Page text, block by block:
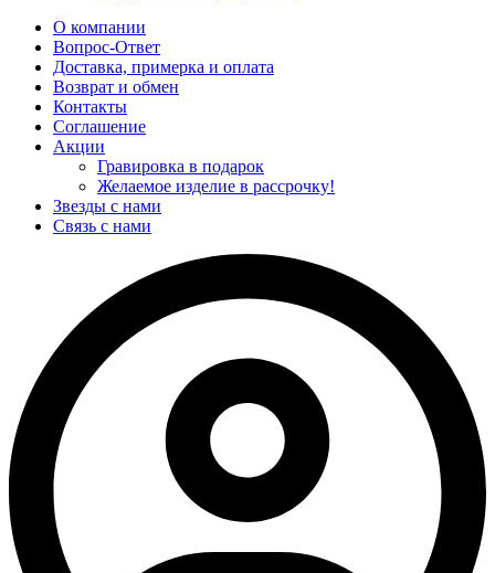
О компании
Вопрос-Ответ
Доставка, примерка и оплата
Возврат и обмен
Контакты
Соглашение
Акции
Гравировка в подарок
Желаемое изделие в рассрочку!
Звезды с нами
Связь с нами